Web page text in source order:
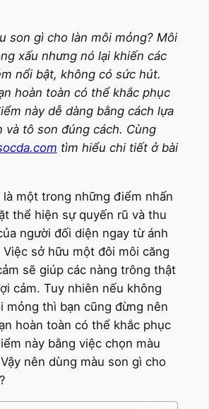
son gì cho làn môi mỏng? Môi
xấu nhưng nó lại khiến các
nổi bật, không có sức hút.
hoàn toàn có thể khắc phục
này dễ dàng bằng cách lựa
và tô son đúng cách. Cùng
tìm hiểu chi tiết ở bài
một trong những điểm nhấn
thể hiện sự quyến rũ và thu
người đối diện ngay từ ánh
sở hữu một đôi môi căng
sẽ giúp các nàng trông thật
cảm. Tuy nhiên nếu không
mỏng thì bạn cũng đừng nên
hoàn toàn có thể khắc phục
này bằng việc chọn màu
nên dùng màu son gì cho